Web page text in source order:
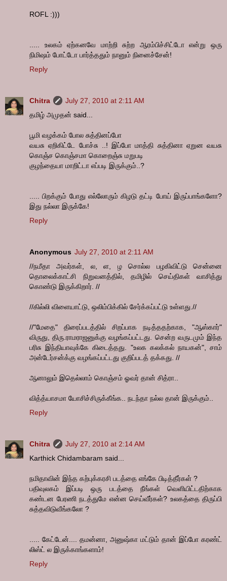
ROFL :)))
..... உலகம் ஏற்கனவே மாற்றி சுற்ற ஆரம்பிச்சிட்டோ என்று ஒரு
நிமிஷம் போட்டோ பார்த்ததும் நானும் நினைச்சேன்!
Reply
Chitra
July 27, 2010 at 2:11 AM
தமிழ் அமுதன் said...
பூமி வழக்கம் போல சுத்தினப்போ
வயசு ஏறிகிட்டே போச்சு ..! இப்போ மாத்தி சுத்தினா ஏறுன வயசு
கொஞ்ச கொஞ்சமா கொறைஞ்சு மறுபடி
குழந்தையா மாறிட்டா எப்படி இருக்கும்..?
..... பிறக்கும் போது எல்லோரும் கிழடு தட்டி போய் இருப்பாங்களோ?
இது நல்லா இருக்கே!
Reply
Anonymous July 27, 2010 at 2:11 AM
//நமீதா அவர்கள், ல, ள, ழ சொல்ல பழகிவிட்டு சென்னை
தொலைக்காட்சி நிறுவனத்தில், தமிழில் செய்திகள் வாசித்து
கொண்டு இருக்கிறார். //
//கில்லி விளையாட்டு, ஒலிம்பிக்கில் சேர்க்கப்பட்டு உள்ளது.//
//"மேதை" திரைப்படத்தில் சிறப்பாக நடித்ததற்காக, "ஆஸ்கார்"
விருது, திரு.ராமராஜனுக்கு வழங்கப்பட்டது. சென்ற வருடமும் இந்த
பரிசு இந்தியாவுக்கே கிடைத்தது. "உலக கலக்கல் நாயகன்", சாம்
அன்டேர்சன்க்கு வழங்கப்பட்டது குறிப்படத் தக்கது. //
ஆனாலும் இதெல்லாம் கொஞ்சம் ஓவர் தான் சித்ரா..
வித்த்யாசமா யோசிச்சிருக்கீங்க.. நடந்தா நல்ல தான் இருக்கும்..
Reply
Chitra
July 27, 2010 at 2:14 AM
Karthick Chidambaram said...
நமிதாவின் இந்த கற்புக்கரசி படத்தை எங்கே பிடித்தீர்கள் ?
பதிவுலகம் இப்படி ஒரு படத்தை நீங்கள் வெளியிட்டதிற்காக
கண்டன பேரணி நடத்துமே என்ன செய்வீர்கள்? உலகத்தை திருப்பி
சுத்தவிடுவீங்கலோ ?
..... கேட்டேன்.... தமன்னா, அனுஷ்கா மட்டும் தான் இப்போ கரண்ட்
லிஸ்ட் ல இருக்காங்களாம்!
Reply